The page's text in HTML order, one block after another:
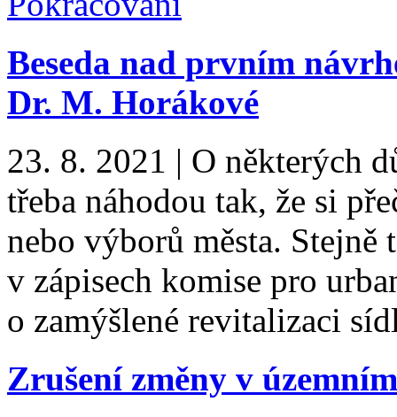
Beseda nad prvním
Dr. M. Horákové
23. 8. 2021 | O některých
třeba náhodou tak, že si
nebo výborů města.
v zápisech komise pro
o zamýšlené revitalizaci
Zrušení změny v